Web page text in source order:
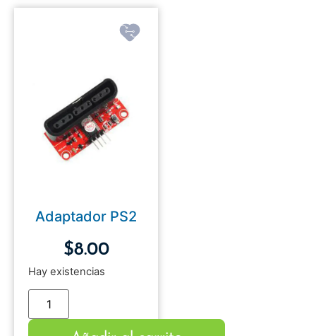
Adaptador PS2
$8.00
Hay existencias